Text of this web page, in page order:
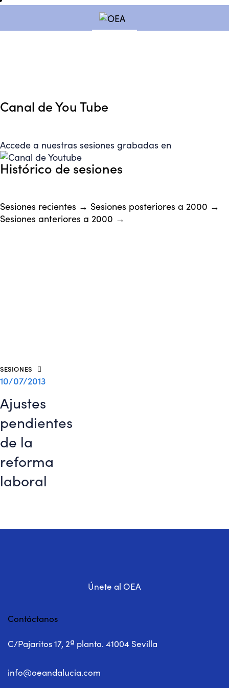
Canal de You Tube
Accede a nuestras sesiones grabadas en
Histórico de sesiones
Sesiones recientes → Sesiones posteriores a 2000 →
Sesiones anteriores a 2000 →
SESIONES
10/07/2013
Ajustes
pendientes
de la
reforma
laboral
Únete al OEA
Contáctanos
C/Pajaritos 17, 2ª planta. 41004 Sevilla
info@oeandalucia.com